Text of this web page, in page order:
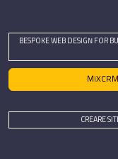
BESPOKE WEB DESIGN FOR
CREARE